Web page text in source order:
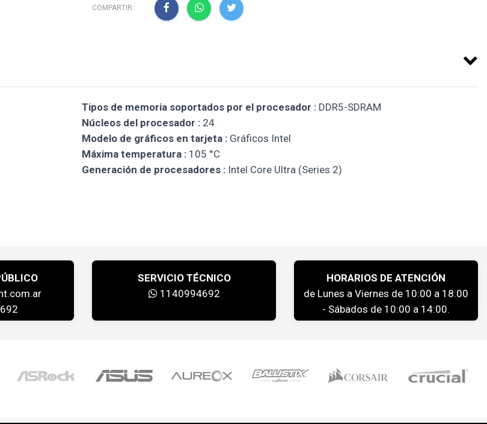
COMPARTIR:
Tipos de memoria soportados por el procesador :DDR5-SDRAM
Núcleos del procesador :24
Modelo de gráficos en tarjeta :Gráficos Intel
Máxima temperatura :105 °C
Generación de procesadores :Intel Core Ultra (Series 2)
SERVICIO TÉCNICO
1140994692
HORARIOS DE ATENCIÓN
de Lunes a Viernes de 10:00 a 18:00
- Sábados de 10:00 a 14:00.